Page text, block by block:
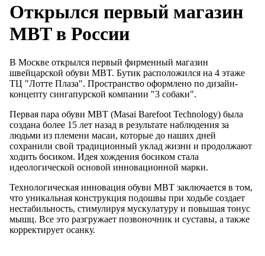
Открылся первый магазин
MBT в России
В Москве открылся первый фирменный магазин
швейцарской обуви MBT. Бутик расположился на 4 этаже
ТЦ "Лотте Плаза". Пространство оформлено по дизайн-
концепту сингапурской компании "3 собаки".
Первая пара обуви МВТ (Masai Barefoot Technology) была
создана более 15 лет назад в результате наблюдения за
людьми из племени масаи, которые до наших дней
сохранили свой традиционный уклад жизни и продолжают
ходить босиком. Идея хождения босиком стала
идеологической основой инновационной марки.
Технологическая инновация обуви MBT заключается в том,
что уникальная конструкция подошвы при ходьбе создает
нестабильность, стимулируя мускулатуру и повышая тонус
мышц. Все это разгружает позвоночник и суставы, а также
корректирует осанку.